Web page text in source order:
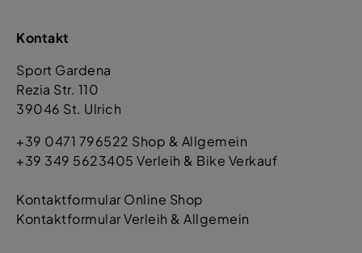
Kontakt
Sport Gardena
Rezia Str. 110
39046 St. Ulrich
+39 0471 796522 Shop & Allgemein
+39 349 5623405 Verleih & Bike Verkauf
Kontaktformular Online Shop
Kontaktformular Verleih & Allgemein